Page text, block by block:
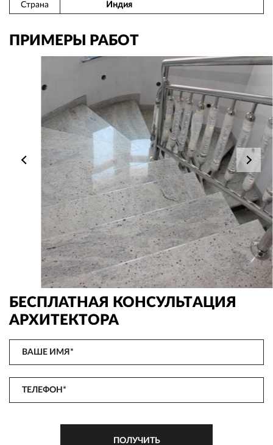
Страна
Индия
ПРИМЕРЫ РАБОТ
БЕСПЛАТНАЯ КОНСУЛЬТАЦИЯ
АРХИТЕКТОРА